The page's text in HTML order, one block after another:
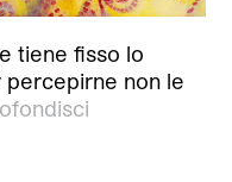
tiene fisso lo
non le